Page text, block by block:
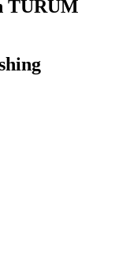
TURUM